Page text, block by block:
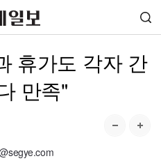
휴가도 각자 간
만족"